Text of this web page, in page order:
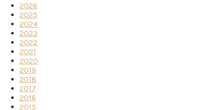
2026
2025
2024
2023
2022
2021
2020
2019
2018
2017
2016
2015